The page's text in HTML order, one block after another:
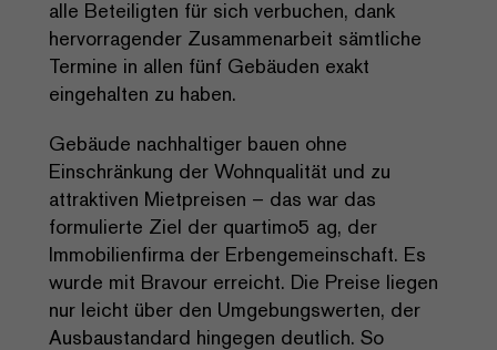
alle Beteiligten für sich verbuchen, dank
hervorragender Zusammenarbeit sämtliche
Termine in allen fünf Gebäuden exakt
eingehalten zu haben.
Gebäude nachhaltiger bauen ohne
Einschränkung der Wohnqualität und zu
attraktiven Mietpreisen – das war das
formulierte Ziel der quartimo5 ag, der
Immobilienfirma der Erbengemeinschaft. Es
wurde mit Bravour erreicht. Die Preise liegen
nur leicht über den Umgebungswerten, der
Ausbaustandard hingegen deutlich. So